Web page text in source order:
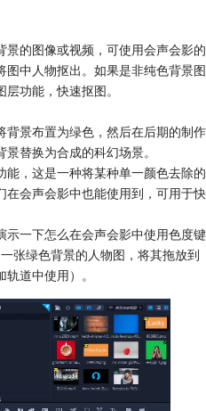
的图像或视频，可使用会声会影的
中人物抠出。如果是非纯色背景图
功能，快速抠图。
背景布置为绿色，然后在后期的制作
替换为合成的科幻场景。
，这是一种将某种单一颜色去除的
在会声会影中也能使用到，可用于快
示一下怎么在会声会影中使用色度键
张绿色背景的人物图，将其拖放到
道中使用）。